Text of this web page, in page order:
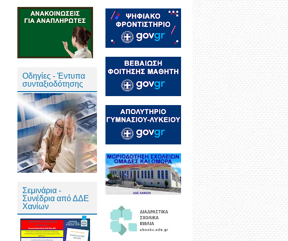
Οδηγίες - Έντυπα
συνταξιοδότησης
Σεμινάρια -
Συνέδρια από ΔΔΕ
Χανίων